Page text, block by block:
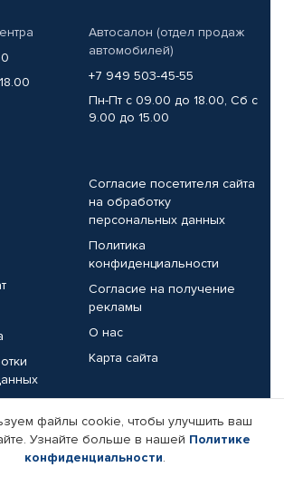
Автосалон (отдел продаж
автомобилей)
+7 949 503-45-55
Пн-Пт с 09.00 до 18.00, Сб с
9.00 до 15.00
Согласие посетителя сайта
на обработку
персональных данных
Политика
конфиденциальности
Согласие на получение
рекламы
О нас
Карта сайта
Реквизиты компании
файлы cookie, чтобы улучшить ваш
Узнайте больше в нашей Политике
конфиденциальности.